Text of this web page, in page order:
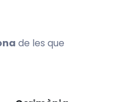
de les que